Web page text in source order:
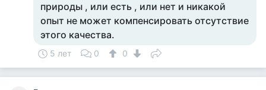
природы , или есть , или нет и никакой
опыт не может компенсировать отсутствие
этого качества.
5 лет 0 0